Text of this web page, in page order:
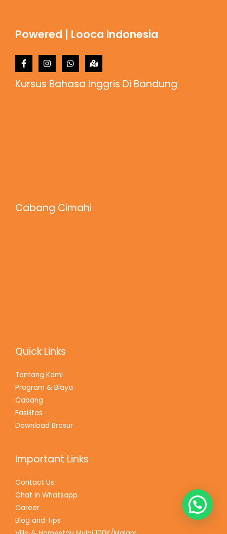
Powered | Looca Indonesia
Kursus Bahasa Inggris Di Bandung
Cabang Cimahi
Quick Links
Tentang Kami
Program & Biaya
Cabang
Fasilitas
Download Brosur
Important Links
Contact Us
Chat in Whatsapp
Career
Blog and Tips
Ada Pertanyaan? Kami Siap Membantu :)